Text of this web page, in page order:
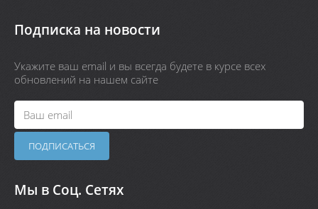
Подписка на новости
Укажите ваш email и вы всегда будете в курсе всех
обновлений на нашем сайте
Мы в Соц. Сетях